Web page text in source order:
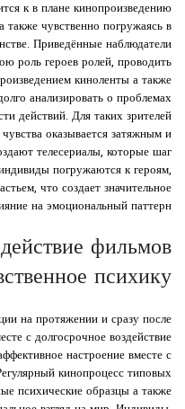
к в плане кинопроизведению
также чувственно погружаясь в
Приведённые наблюдатели
роль героев ролей, проводить
киноленты а также
анализировать о проблемах
действий. Для таких зрителей
оказывается затяжным и
телесериалы, которые шаг
погружаются к героям,
что создает значительное
на эмоциональный паттерн.
фильмов
психику
на протяжении и сразу после
с долгосрочное воздействие
настроение вместе с
кинопроцесс типовых
психические образцы а также